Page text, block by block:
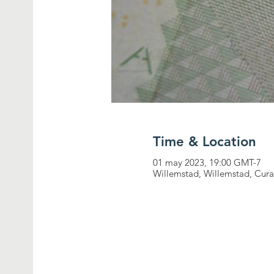
Time & Location
01 may 2023, 19:00 GMT-7
Willemstad, Willemstad,